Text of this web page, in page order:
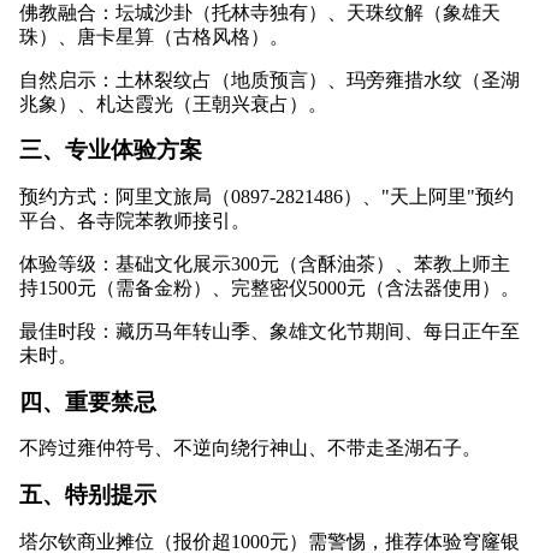
佛教融合：坛城沙卦（托林寺独有）、天珠纹解（象雄天
珠）、唐卡星算（古格风格）。
自然启示：土林裂纹占（地质预言）、玛旁雍措水纹（圣湖
兆象）、札达霞光（王朝兴衰占）。
三、专业体验方案
预约方式：阿里文旅局（0897-2821486）、"天上阿里"预约
平台、各寺院苯教师接引。
体验等级：基础文化展示300元（含酥油茶）、苯教上师主
持1500元（需备金粉）、完整密仪5000元（含法器使用）。
最佳时段：藏历马年转山季、象雄文化节期间、每日正午至
未时。
四、重要禁忌
不跨过雍仲符号、不逆向绕行神山、不带走圣湖石子。
五、特别提示
塔尔钦商业摊位（报价超1000元）需警惕，推荐体验穹窿银